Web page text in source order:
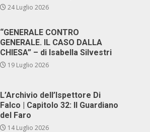
24 Luglio 2026
“GENERALE CONTRO
GENERALE. IL CASO DALLA
CHIESA” – di Isabella Silvestri
19 Luglio 2026
L’Archivio dell’Ispettore Di
Falco | Capitolo 32: Il Guardiano
del Faro
14 Luglio 2026